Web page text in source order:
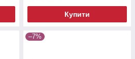
Купити
–7%